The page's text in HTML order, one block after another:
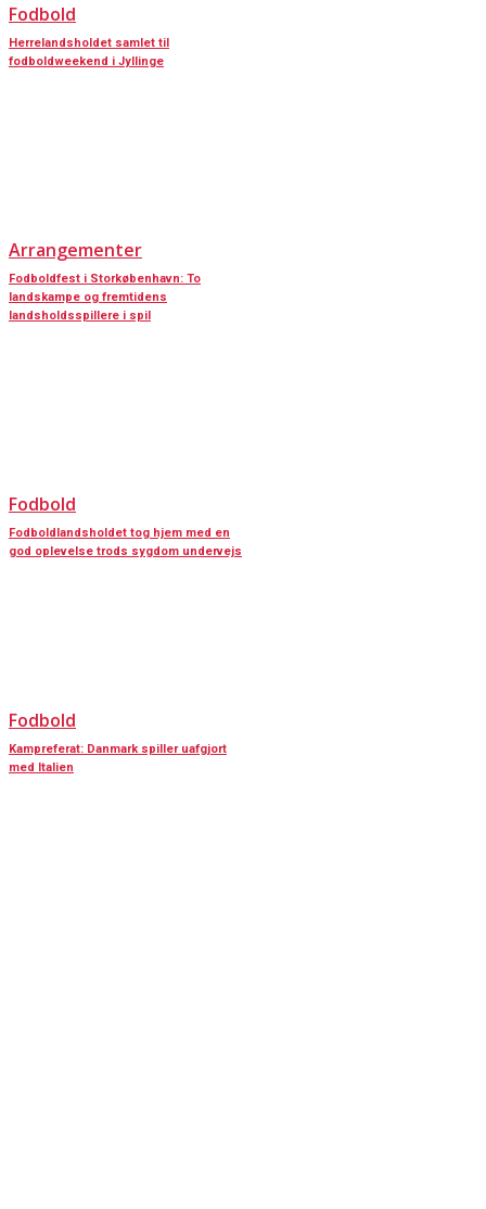
Fodbold
Herrelandsholdet samlet til
fodboldweekend i Jyllinge
Arrangementer
Fodboldfest i Storkøbenhavn: To
landskampe og fremtidens
landsholdsspillere i spil
Fodbold
Fodboldlandsholdet tog hjem med en
god oplevelse trods sygdom undervejs
Fodbold
Kampreferat: Danmark spiller uafgjort
med Italien